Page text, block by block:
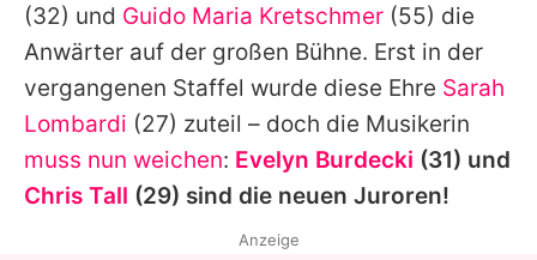
(32) und Guido Maria Kretschmer (55) die
Anwärter auf der großen Bühne. Erst in der
vergangenen Staffel wurde diese Ehre Sarah
Lombardi (27) zuteil – doch die Musikerin
muss nun weichen: Evelyn Burdecki (31) und
Chris Tall (29) sind die neuen Juroren!
Anzeige